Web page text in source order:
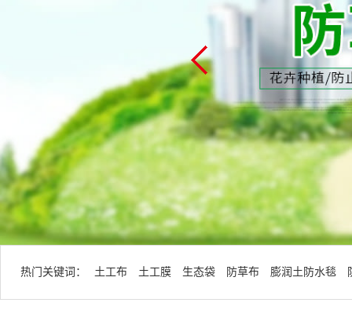
热门关键词： 土工布 土工膜 生态袋 防草布 膨润土防水毯